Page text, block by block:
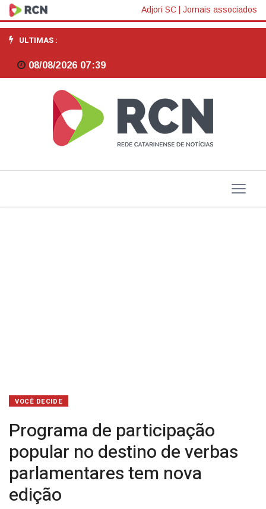
Programa
de
participação
popular
destino
de
Adjori SC Jornais associados
ULTIMAS :
08/08/2026 07:39
VOCÊ DECIDE
Programa de participação
popular no destino de verbas
parlamentares tem nova
edição